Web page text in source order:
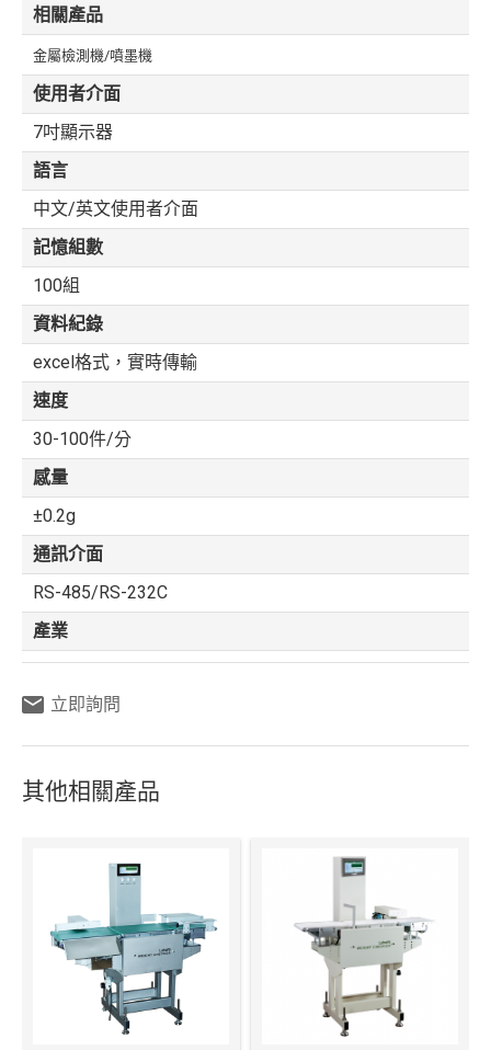
相關產品
金屬檢測機/噴墨機
使用者介面
7吋顯示器
語言
中文/英文使用者介面
記憶組數
100組
資料紀錄
excel格式，實時傳輸
速度
30-100件/分
感量
±0.2g
通訊介面
RS-485/RS-232C
產業
立即詢問
其他相關產品